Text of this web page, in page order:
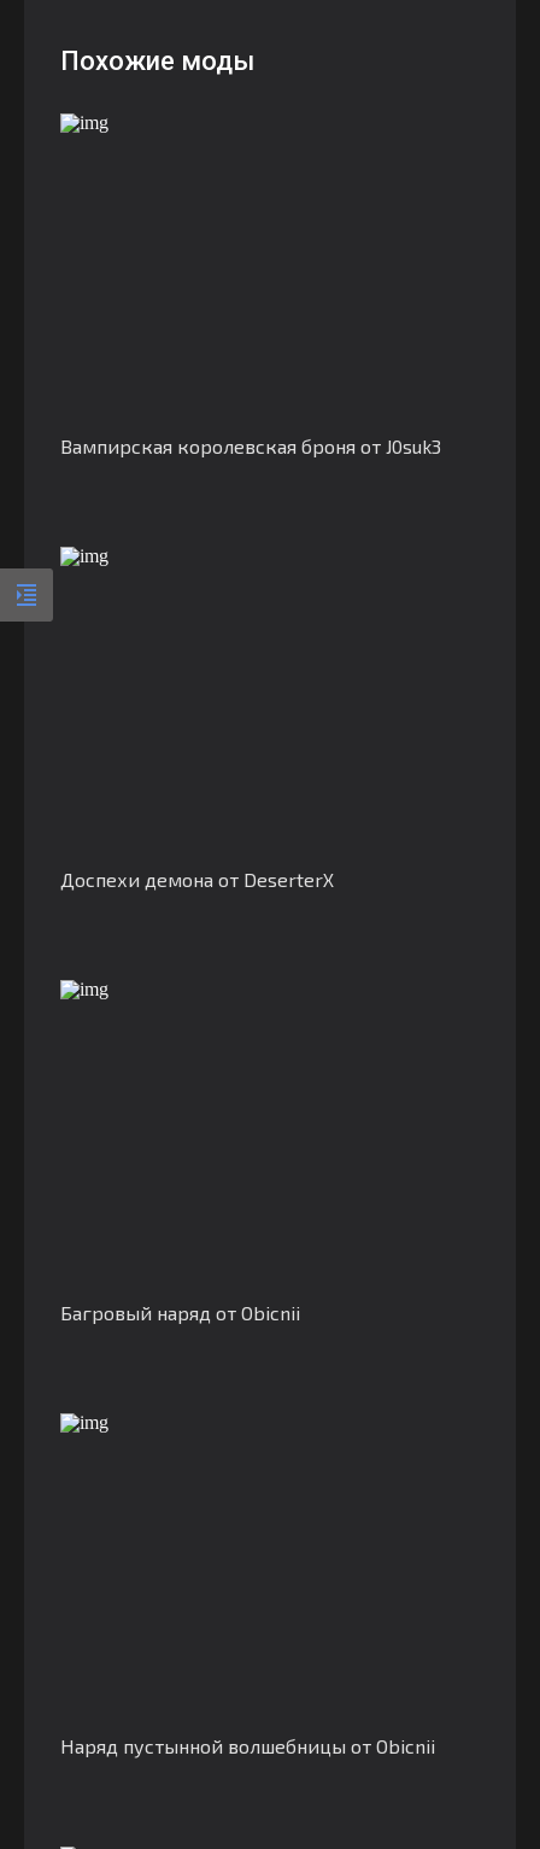
Похожие моды
Вампирская королевская броня от J0suk3
Доспехи демона от DeserterX
Багровый наряд от Obicnii
Наряд пустынной волшебницы от Obicnii